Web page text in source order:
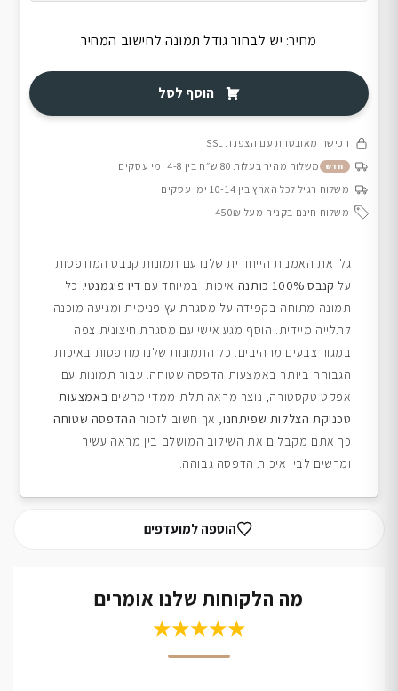
מחיר: יש לבחור גודל תמונה לחישוב המחיר
הוסף לסל
רכישה מאובטחת עם הצפנת SSL
חדש
משלוח מהיר בעלות 80 ש״ח בין 4-8 ימי עסקים
משלוח רגיל לכל הארץ בין 10-14 ימי עסקים
משלוח חינם בקניה מעל 450₪
גלו את האמנות הייחודית שלנו עם תמונות קנבס המודפסות
על קנבס 100% כותנה איכותי במיוחד עם דיו פיגמנטי. כל
תמונה מתוחה בקפידה על מסגרת עץ פנימית ומגיעה מוכנה
לתלייה מיידית. הוסף מגע אישי עם מסגרת חיצונית צפה
במגוון צבעים מרהיבים. כל התמונות שלנו מודפסות באיכות
הגבוהה ביותר באמצעות הדפסה שטוחה. עבור תמונות עם
אפקט טקסטורה, נוצר מראה תלת-ממדי מרשים באמצעות
טכניקת הצללות שפיתחנו, אך חשוב לזכור ההדפסה שטוחה.
כך אתם מקבלים את השילוב המושלם בין מראה עשיר
ומרשים לבין איכות הדפסה גבוהה.
הוספה למועדפים
מה הלקוחות שלנו אומרים
★★★★★